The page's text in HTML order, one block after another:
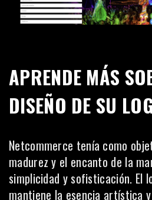
APRENDE MÁS
DISEÑO DE SU
Netcommerce tenía como
madurez y el encanto de la
simplicidad y sofisticación. El
mantiene la esencia artística